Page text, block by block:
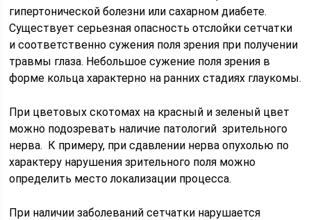
гипертонической болезни или сахарном диабете.
Существует серьезная опасность отслойки сетчатки
и соответственно сужения поля зрения при получении
травмы глаза. Небольшое сужение поля зрения в
форме кольца характерно на ранних стадиях глаукомы.
При цветовых скотомах на красный и зеленый цвет
можно подозревать наличие патологий зрительного
нерва. К примеру, при сдавлении нерва опухолью по
характеру нарушения зрительного поля можно
определить место локализации процесса.
При наличии заболеваний сетчатки нарушается